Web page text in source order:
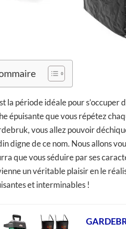
la période idéale pour s’occuper
épuisante que vous répétez
vous allez pouvoir
digne de ce nom. Nous allons
que vous séduire par ses
un véritable plaisir en le
et interminables !